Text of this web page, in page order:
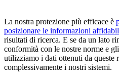
La nostra protezione più efficace è
posizionare le informazioni
risultati di ricerca. E se da un lato
conformità con le nostre norme e
utilizziamo i dati ottenuti da queste
complessivamente i nostri sistemi.